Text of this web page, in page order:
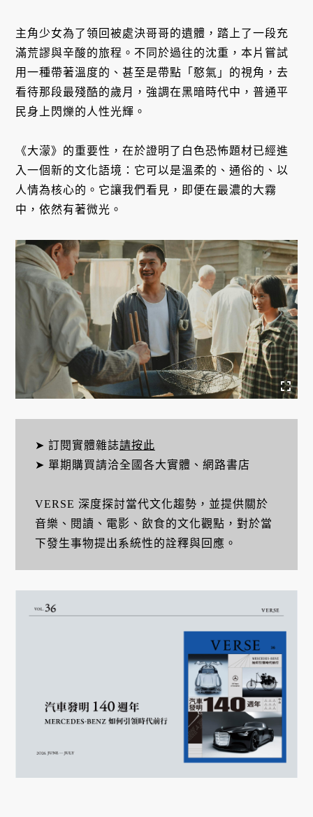
主角少女為了領回被處決哥哥的遺體，踏上了一段充
滿荒謬與辛酸的旅程。不同於過往的沈重，本片嘗試
用一種帶著溫度的、甚至是帶點「憨氣」的視角，去
看待那段最殘酷的歲月，強調在黑暗時代中，普通平
民身上閃爍的人性光輝。
《大濛》的重要性，在於證明了白色恐怖題材已經進
入一個新的文化語境：它可以是溫柔的、通俗的、以
人情為核心的。它讓我們看見，即便在最濃的大霧
中，依然有著微光。
➤ 訂閱實體雜誌請按此
➤ 單期購買請洽全國各大實體、網路書店
VERSE 深度探討當代文化趨勢，並提供關於
音樂、閱讀、電影、飲食的文化觀點，對於當
下發生事物提出系統性的詮釋與回應。